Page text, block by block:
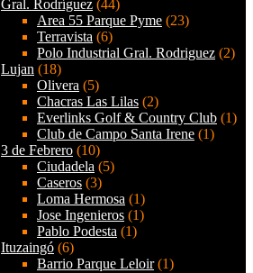
Gral. Rodríguez (44)
Area 55 Parque Pyme (23)
Terravista (6)
Polo Industrial Gral. Rodriguez (2)
Lujan (18)
Olivera (5)
Chacras Las Lilas (2)
Everlinks Golf & Country Club (1)
Club de Campo Santa Irene (1)
3 de Febrero (10)
Ciudadela (5)
Caseros (3)
Loma Hermosa (1)
Jose Ingenieros (1)
Pablo Podesta (1)
Ituzaingó (6)
Barrio Parque Leloir(1)